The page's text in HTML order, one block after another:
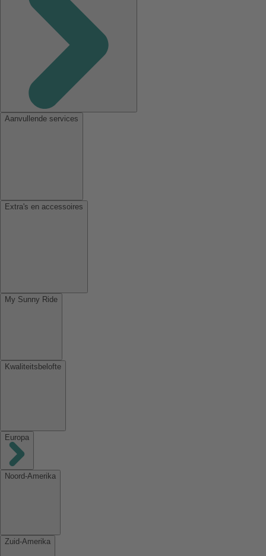
Aanvullende services
Extra's en accessoires
My Sunny Ride
Kwaliteitsbelofte
Europa
Noord-Amerika
Zuid-Amerika